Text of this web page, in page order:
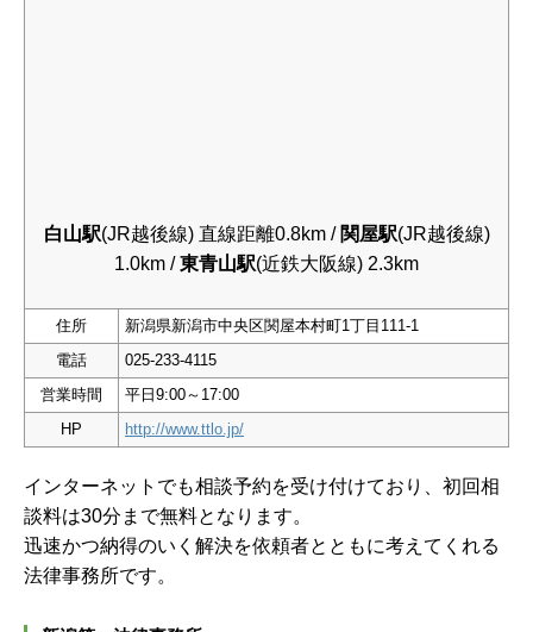
白山駅(JR越後線) 直線距離0.8km / 関屋駅(JR越後線)
1.0km /東青山駅(近鉄大阪線) 2.3km
住所
新潟県新潟市中央区関屋本村町1丁目111-1
電話
025-233-4115
営業時間
平日9:00～17:00
HP
http://www.ttlo.jp/
インターネットでも相談予約を受け付けており、初回相
談料は30分まで無料となります。
迅速かつ納得のいく解決を依頼者とともに考えてくれる
法律事務所です。